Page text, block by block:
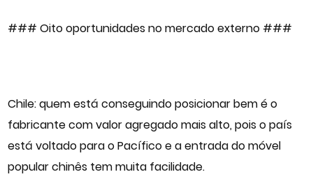
### Oito oportunidades no mercado externo ###
Chile: quem está conseguindo posicionar bem é o
fabricante com valor agregado mais alto, pois o país
está voltado para o Pacífico e a entrada do móvel
popular chinês tem muita facilidade.